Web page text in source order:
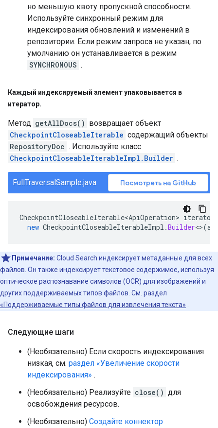
но меньшую квоту пропускной способности.
Используйте синхронный режим для
индексирования обновлений и изменений в
репозитории. Если режим запроса не указан, по
умолчанию он устанавливается в режим
SYNCHRONOUS .
Каждый индексируемый элемент упаковывается в
итератор.
Метод getAllDocs() возвращает объект
CheckpointCloseableIterable содержащий объекты
RepositoryDoc . Используйте класс
CheckpointCloseableIterableImpl.Builder .
FullTraversalSample.java Посмотреть на GitHub
CheckpointCloseableIterable<ApiOperation> iterator
new CheckpointCloseableIterableImpl .Builder<>(
Примечание: Cloud Search индексирует метаданные для всех
файлов. Он также индексирует текстовое содержимое, используя
оптическое распознавание символов (OCR) для изображений и
других поддерживаемых типов файлов. См. раздел
«Поддерживаемые типы файлов для извлечения текста»
Следующие шаги
(Необязательно) Если скорость индексирования
низкая, см. раздел «Увеличение скорости
индексирования» .
(Необязательно) Реализуйте close() для
освобождения ресурсов.
(Необязательно) Создайте коннектор